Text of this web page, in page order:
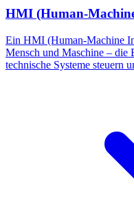
HMI (Human-
Ein HMI (Human-Machine
Mensch und Maschine – die
technische Systeme steuern